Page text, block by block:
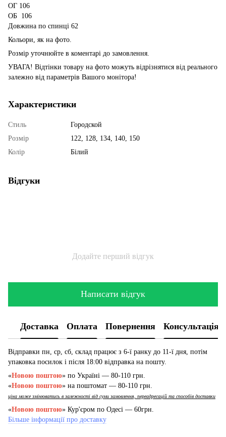
ОГ 106
ОБ 106
Довжина по спинці 62
Кольори, як на фото.
Розмір уточнюйте в коментарі до замовлення.
УВАГА! Відтінки товару на фото можуть відрізнятися від реального
залежно від параметрів Вашого монітора!
Характеристики
Стиль
Городской
Розмір
122, 128, 134, 140, 150
Колір
Білий
Відгуки
Додайте перший відгук
Написати відгук
Доставка Оплата Повернення Консультація
Відправки пн, ср, сб, склад працює з 6-ї ранку до 11-ї дня, потім
упаковка посилок і після 18:00 відправка на пошту.
«Новою поштою» по Україні — 80-110 грн.
«Новою поштою» на поштомат — 80-110 грн.
ціна може змінюватись в залежності від суми замовлення, переадресацій та способів доставки
«Новою поштою» Кур'єром по Одесі — 60грн.
Більше інформації про доставку